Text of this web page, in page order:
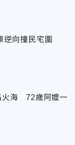
逆向撞民宅圍
火海 72歲阿嬤一